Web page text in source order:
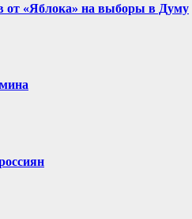
от «Яблока» на выборы в Думу